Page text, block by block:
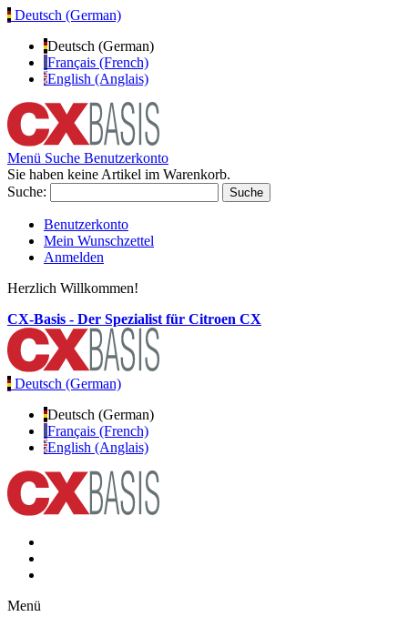
Deutsch (German)
Deutsch (German)
Français (French)
English (Anglais)
Menü Suche Benutzerkonto
Sie haben keine Artikel im Warenkorb.
Suche:
Suche
Benutzerkonto
Mein Wunschzettel
Anmelden
Herzlich Willkommen!
CX-Basis - Der Spezialist für Citroen CX
Deutsch (German)
Deutsch (German)
Français (French)
English (Anglais)
Menü